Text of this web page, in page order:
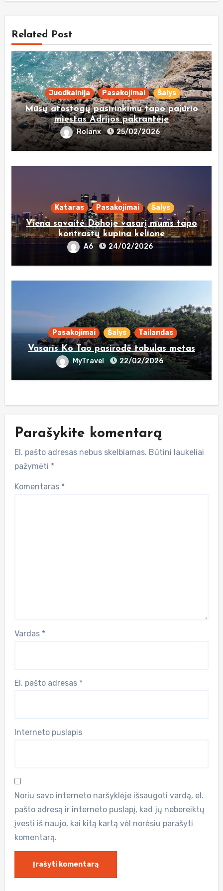
Related Post
Juodkalnija Pasakojimai Šalys
Mūsų atostogų pasirinkimu tapo pajūrio
miestas Adrijos pakrantėje
Rolanx 25/02/2026
Kataras Pasakojimai Šalys
Viena savaitė Dohoje vasarį mums tapo
kontrastų kupina kelione
A6 24/02/2026
Pasakojimai Šalys Tailandas
Vasaris Ko Tao pasirodė tobulas metas
MyTravel 22/02/2026
Parašykite komentarą
El. pašto adresas nebus skelbiamas. Būtini laukeliai
pažymėti *
Komentaras *
Vardas *
El. pašto adresas *
Interneto puslapis
Noriu savo interneto naršyklėje išsaugoti vardą, el.
pašto adresą ir interneto puslapį, kad jų nebereiktų
įvesti iš naujo, kai kitą kartą vėl norėsiu parašyti
komentarą.